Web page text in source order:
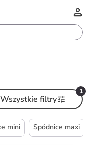
1
Wszystkie filtry
mini Spódnice maxi